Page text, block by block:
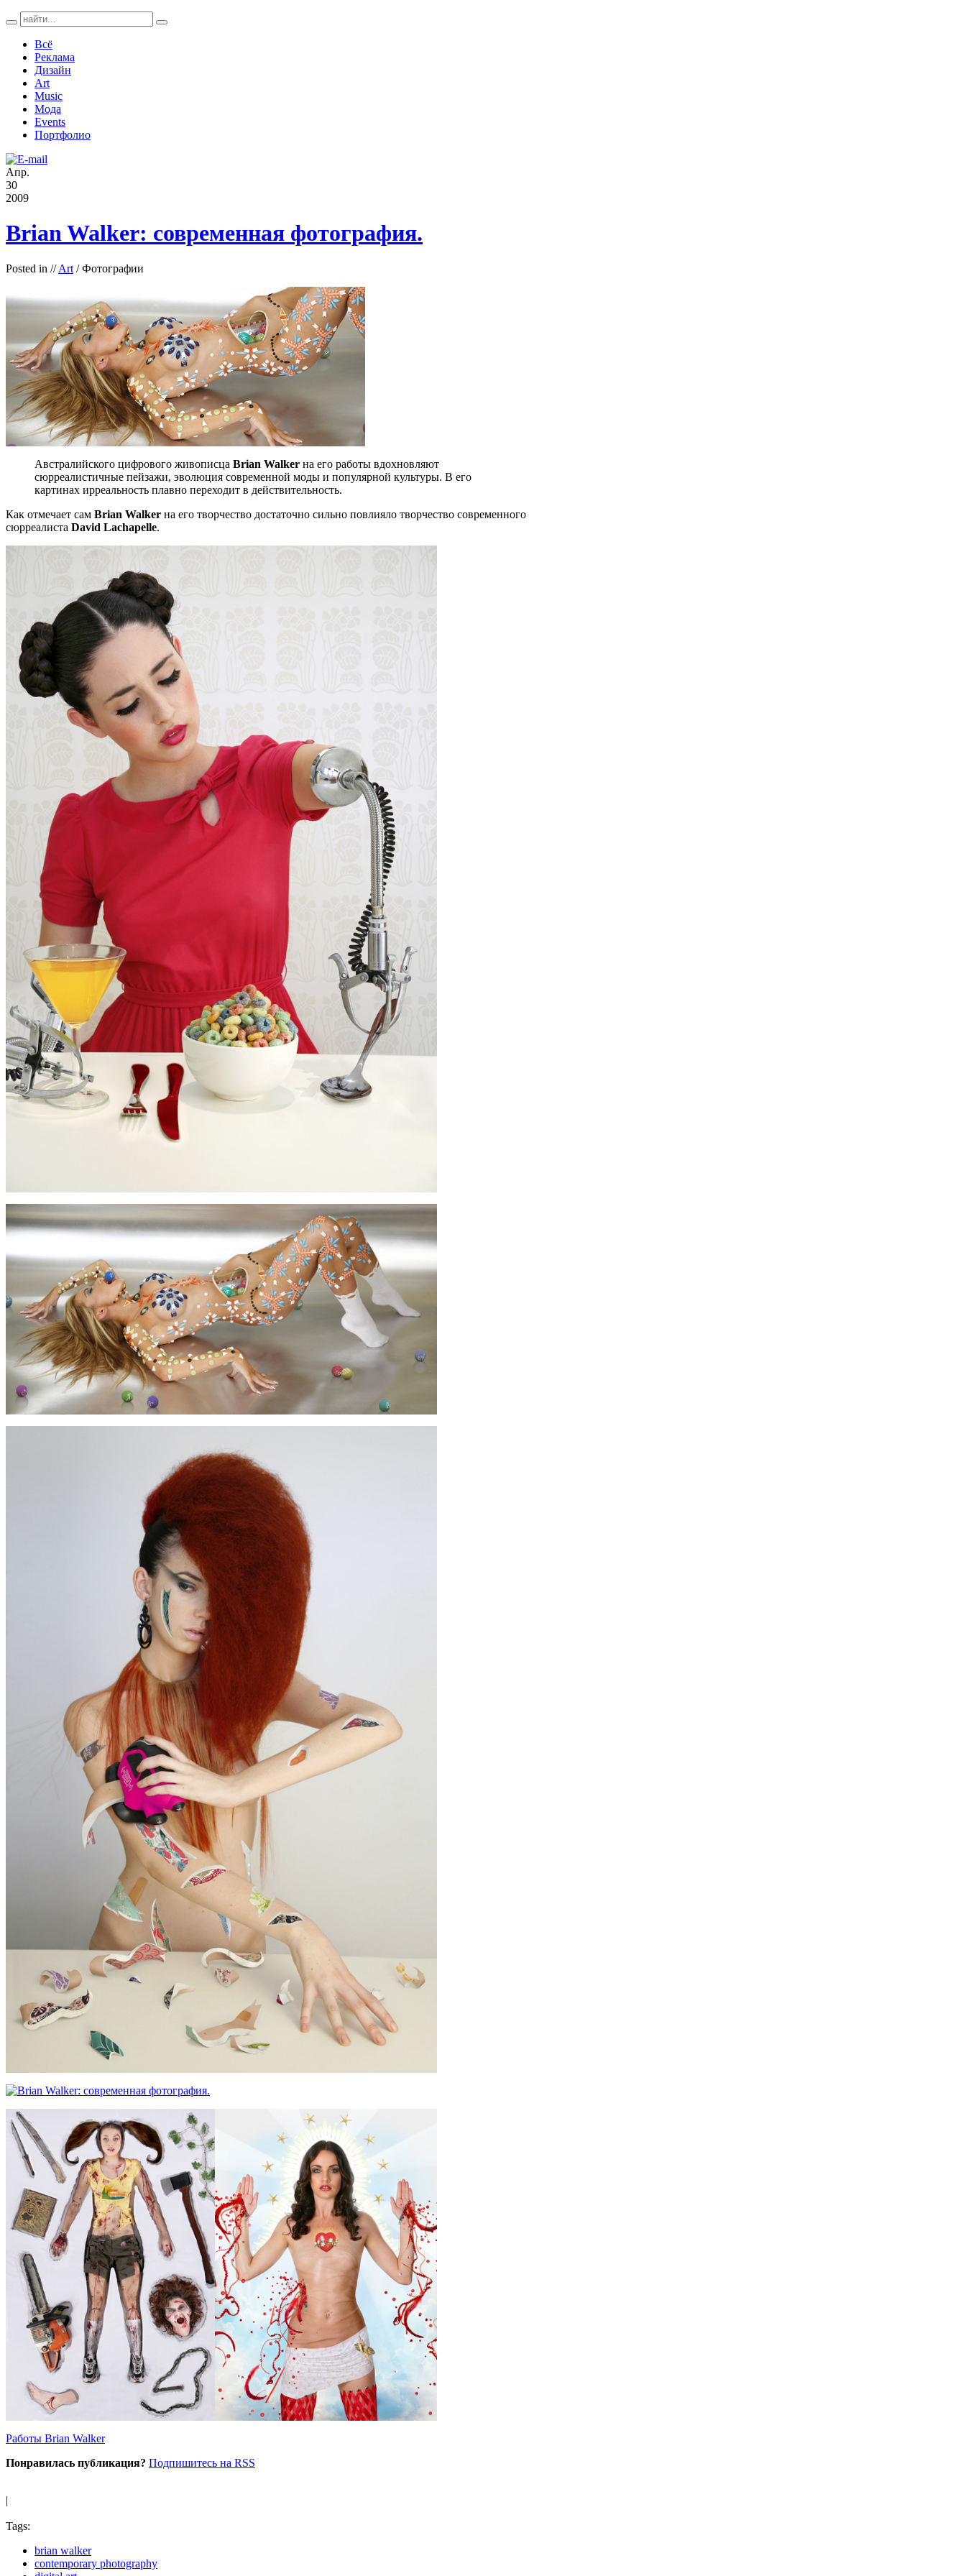
Всё
Реклама
Дизайн
Art
Music
Мода
Events
Портфолио
Апр.
30
2009
Brian Walker: современная фотография.
Posted in //Art / Фотографии
Австралийского цифрового живописца Brian Walker на его работы вдохновляют
сюрреалистичные пейзажи, эволюция современной моды и популярной культуры. В его
картинах ирреальность плавно переходит в действительность.
Как отмечает сам Brian Walker на его творчество достаточно сильно повлияло творчество современного
сюрреалиста David Lachapelle.
Работы Brian Walker
Понравилась публикация? Подпишитесь на RSS
|
Tags:
brian walker
contemporary photography